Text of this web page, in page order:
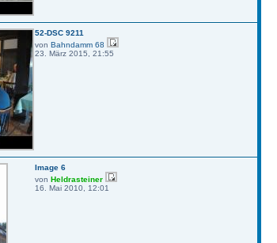
52-DSC 9211
von Bahndamm 68
23. März 2015, 21:55
Image 6
von Heldrasteiner
16. Mai 2010, 12:01